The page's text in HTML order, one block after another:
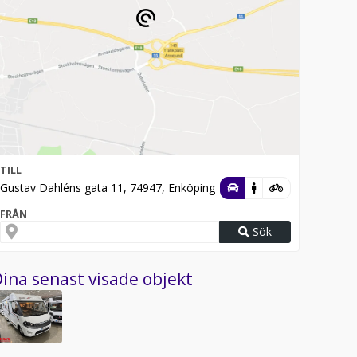
TILL
Gustav Dahléns gata 11, 74947, Enköping
FRÅN
Sök
senast visade objekt